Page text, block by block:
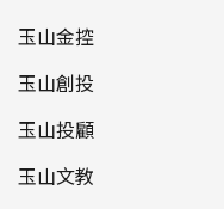
玉山金控
玉山創投
玉山投顧
玉山文教